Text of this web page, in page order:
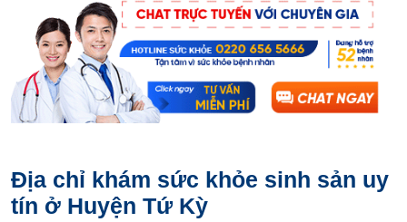
Địa chỉ khám sức khỏe sinh sản uy
tín ở Huyện Tứ Kỳ